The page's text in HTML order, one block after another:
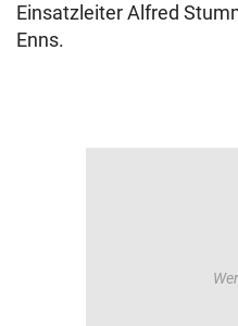
Einsatzleiter Alfred
Enns.